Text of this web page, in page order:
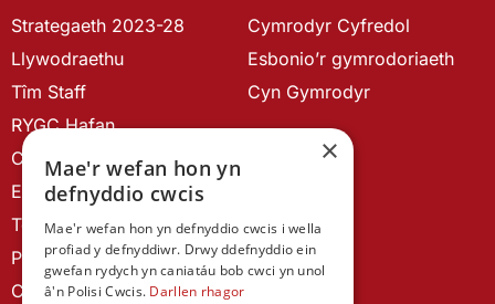
Strategaeth 2023-28
Llywodraethu
Tîm Staff
RYGC Hafan
Canllawiau brandio
Ein Hanes
Telerau ac Amodau
Polisi Preifatrwydd
Cysylltu â ni
Cymrodyr Cyfredol
Esbonio’r gymrodoriaeth
Cyn Gymrodyr
×
Mae'r wefan hon yn
defnyddio cwcis
Mae'r wefan hon yn defnyddio cwcis i wella
profiad y defnyddiwr. Drwy ddefnyddio ein
gwefan rydych yn caniatáu bob cwci yn unol
â'n Polisi Cwcis. Darllen rhagor